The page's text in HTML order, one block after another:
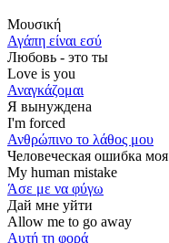
Μουσική
Αγάπη είναι εσύ
Любовь - это ты
Love is you
Αναγκάζομαι
Я вынуждена
I'm forced
Ανθρώπινο το λάθος μου
Человеческая ошибка моя
My human mistake
Άσε με να φύγω
Дай мне уйти
Allow me to go away
Αυτή τη φορά